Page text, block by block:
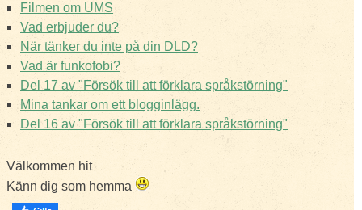
Filmen om UMS
Vad erbjuder du?
När tänker du inte på din DLD?
Vad är funkofobi?
Del 17 av "Försök till att förklara språkstörning"
Mina tankar om ett blogginlägg.
Del 16 av "Försök till att förklara språkstörning"
Välkommen hit
Känn dig som hemma